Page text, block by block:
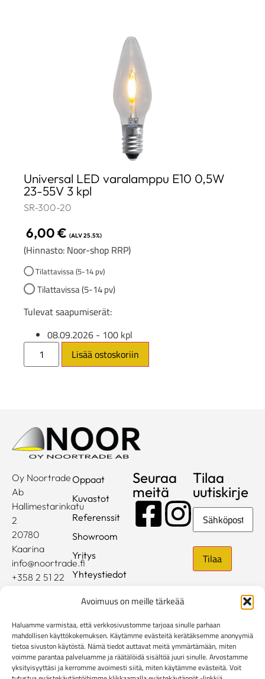
Avoimuus on meille tärkeää
Haluamme varmistaa, että verkkosivustomme tarjoaa sinulle parhaan
mahdollisen käyttökokemuksen. Käytämme evästeitä kerätäksemme anonyymiä
tietoa sivuston käytöstä. Nämä tiedot auttavat meitä ymmärtämään, miten
voimme parantaa palveluamme ja räätälöidä sisältöä juuri sinulle. Arvostamme
yksityisyyttäsi ja kerromme avoimesti siitä, miten käytämme evästeitä. Voit
Universal LED varalamppu E10 0,5W
23-55V 3 kpl
SR-300-20
6,00€ (ALV 25.5%)
(Hinnasto: Noor-shop RRP)
Tilattavissa (5-14 pv)
Tilattavissa (5-14 pv)
Tulevat saapumiserät:
08.09.2026 - 100 kpl
Lisää ostoskoriin
Oy Noortrade
Ab
Hallimestarinkatu
2
20780
Kaarina
info@noortrade.fi
+358 2 51 22
Oppaat
Kuvastot
Referenssit
Showroom
Yritys
Yhteystiedot
Mediapankki
Seuraa
meitä
Tilaa
uutiskirje
Sähköposti
Rekisteri- ja tietosuojaseloste
Kuluttaja-asiakkaiden toimitusehdot